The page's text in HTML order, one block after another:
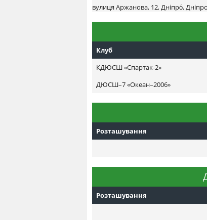
вулиця Аржанова, 12, Дніпро́,
Клуб
КДЮСШ «Спартак-2»
ДЮСШ–7 «Океан–2006»
Розташування
Розташування